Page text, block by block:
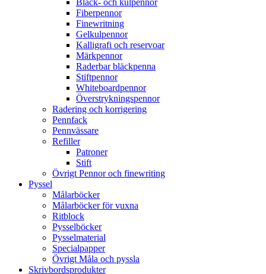
Bläck- och kulpennor
Fiberpennor
Finewritning
Gelkulpennor
Kalligrafi och reservoar
Märkpennor
Raderbar bläckpenna
Stiftpennor
Whiteboardpennor
Överstrykningspennor
Radering och korrigering
Pennfack
Pennvässare
Refiller
Patroner
Stift
Övrigt Pennor och finewriting
Pyssel
Målarböcker
Målarböcker för vuxna
Ritblock
Pysselböcker
Pysselmaterial
Specialpapper
Övrigt Måla och pyssla
Skrivbordsprodukter